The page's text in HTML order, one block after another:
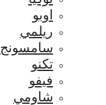
اوبو
ريلمي
سامسونج
تكنو
فيفو
شاومي